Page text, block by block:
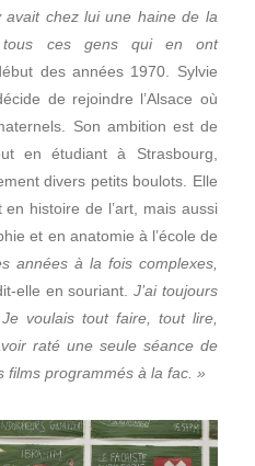
avait chez lui une haine de la
tous ces gens qui en ont
des années 1970. Sylvie
de rejoindre l’Alsace où
Son ambition est de
en étudiant à Strasbourg,
divers petits boulots. Elle
histoire de l’art, mais aussi
et en anatomie à l’école de
années à la fois complexes,
elle en souriant. J’ai toujours
Je voulais tout faire, tout lire,
raté une seule séance de
films programmés à la fac. »